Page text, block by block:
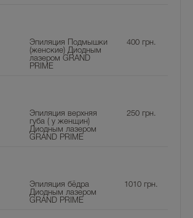
Эпиляция Подмышки
(женские) Диодным
лазером GRAND
PRIME
400грн.
Эпиляция верхняя
губа ( у женщин)
Диодным лазером
GRAND PRIME
250грн.
Эпиляция бёдра
Диодным лазером
GRAND PRIME
1010 грн.